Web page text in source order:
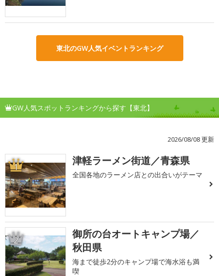
東北のGW人気イベントランキング
GW人気スポットランキングから探す【東北】
2026/08/08 更新
1 津軽ラーメン街道／青森県
全国各地のラーメン店との出合いがテーマ
2
御所の台オートキャンプ場／
秋田県
海まで徒歩2分のキャンプ場で海水浴も満
喫